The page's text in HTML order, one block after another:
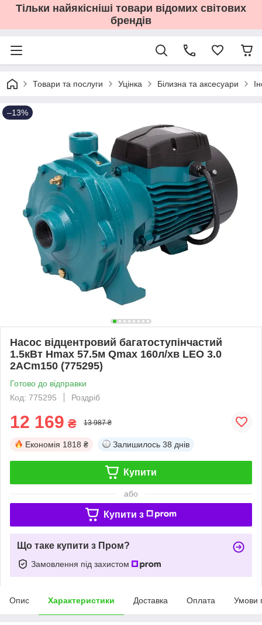
Тільки найякісніші товари відомих світових
брендів
Товари та послуги Уцінка Білизна та аксесуари
–13%
Насос відцентровий багатоступінчастий
1.5кВт Hmax 57.5м Qmax 160л/хв LEO 3.0
2ACm150 (775295)
Готово до відправки
Код: 775295
Роздріб
12 169 ₴ 13 987 ₴
Економія 1818 ₴ Залишилось 38 днів
Купити
або
Купити з
Що таке купити з Пром?
Замовлення під захистом
Опис Характеристики Доставка Оплата Умови